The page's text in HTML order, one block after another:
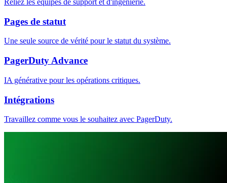
Reliez les équipes de support et d'ingénierie.
Pages de statut
Une seule source de vérité pour le statut du système.
PagerDuty Advance
IA générative pour les opérations critiques.
Intégrations
Travaillez comme vous le souhaitez avec PagerDuty.